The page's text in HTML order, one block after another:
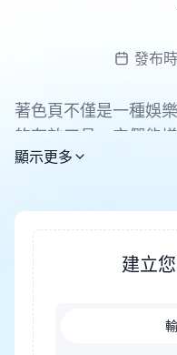
發布
著色頁不僅是一種娛
的有效工具。它們能
和想像力。在著色過
孩子放鬆的好方法。
升審美情趣。對於成
壓力的好方式。此外
好時光、增進親子關
所有 靈氣寶藏 著色頁
顯示更多
建立